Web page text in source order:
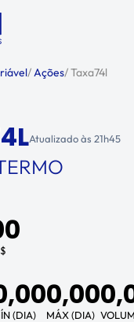
/Ações/Taxa74l
Atualizado às 21h45
(DIA)
0,00
MÁX (DIA)